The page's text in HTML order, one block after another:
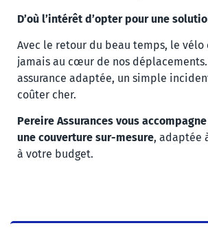
D’où l’intérêt d’opter pour une
Avec le retour du beau temps, le vélo
jamais au cœur de nos déplacements.
assurance adaptée, un simple
coûter cher.
Pereire Assurances vous
une couverture sur-mesure, adaptée
à votre budget.